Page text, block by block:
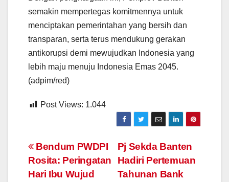
semakin mempertegas komitmennya untuk
menciptakan pemerintahan yang bersih dan
transparan, serta terus mendukung gerakan
antikorupsi demi mewujudkan Indonesia yang
lebih maju menuju Indonesia Emas 2045.
(adpim/red)
Post Views: 1.044
Navigasi
pos
Pj Sekda Banten
Hadiri Pertemuan
Tahunan Bank
Bendum PWDPI
Rosita: Peringatan
Hari Ibu Wujud